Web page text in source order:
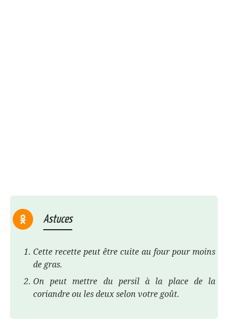
Astuces
Cette recette peut être cuite au four pour moins
de gras.
On peut mettre du persil à la place de la
coriandre ou les deux selon votre goût.